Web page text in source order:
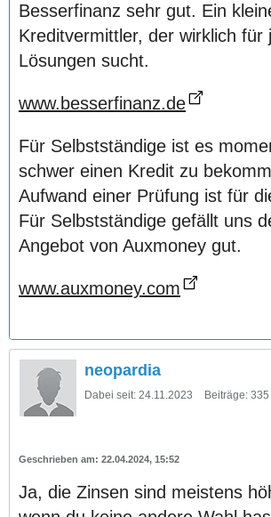
Besserfinanz sehr gut. Ein
Kreditvermittler, der wirklich für
Lösungen sucht.
www.besserfinanz.de
Für Selbstständige ist es
schwer einen Kredit zu
Aufwand einer Prüfung ist für
Für Selbstständige gefällt uns
Angebot von Auxmoney gut.
www.auxmoney.com
neopardia
Dabei seit: 24.11.2023 Beiträge: 335
22.04.2024, 15:52
Ja, die Zinsen sind meistens